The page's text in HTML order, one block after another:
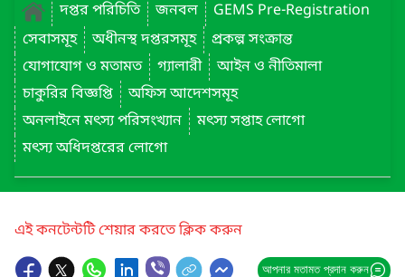
দপ্তর পরিচিতি
জনবল
GEMS Pre-Registration
সেবাসমূহ
অধীনস্থ দপ্তরসমূহ
প্রকল্প সংক্রান্ত
যোগাযোগ ও মতামত
গ্যালারী
আইন ও নীতিমালা
চাকুরির বিজ্ঞপ্তি
অফিস আদেশসমূহ
অনলাইনে মৎস্য পরিসংখ্যান
মৎস্য সপ্তাহ লোগো
মৎস্য অধিদপ্তরের লোগো
এই কনটেন্টটি শেয়ার করতে ক্লিক করুন
আপনার মতামত প্রদান করুন